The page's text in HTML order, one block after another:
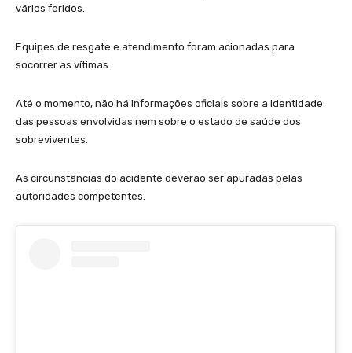
vários feridos.
Equipes de resgate e atendimento foram acionadas para
socorrer as vítimas.
Até o momento, não há informações oficiais sobre a identidade
das pessoas envolvidas nem sobre o estado de saúde dos
sobreviventes.
As circunstâncias do acidente deverão ser apuradas pelas
autoridades competentes.